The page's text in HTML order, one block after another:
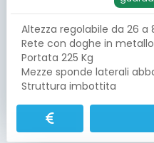
Altezza regolabile da 26 a
Rete con doghe in
Portata 225 Kg
Mezze sponde laterali
Struttura imbottita